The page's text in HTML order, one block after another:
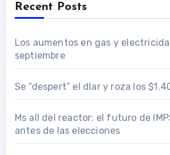
Recent Posts
Los aumentos en gas y
septiembre
Se “despert” el dlar y roza los
Ms all del reactor: el futuro de
antes de las elecciones